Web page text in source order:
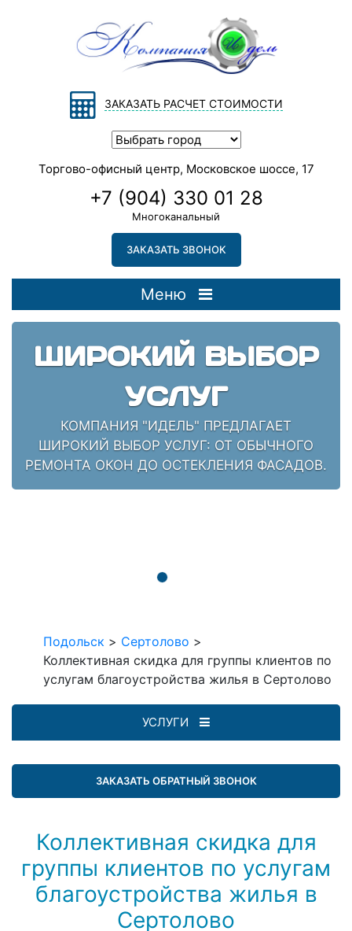
ЗАКАЗАТЬ РАСЧЕТ СТОИМОСТИ
Торгово-офисный центр, Московское шоссе, 17
+7 (904) 330 01 28
Многоканальный
ЗАКАЗАТЬ ЗВОНОК
Меню
ШИРОКИЙ ВЫБОР
УСЛУГ
КОМПАНИЯ "ИДЕЛЬ" ПРЕДЛАГАЕТ
ШИРОКИЙ ВЫБОР УСЛУГ: ОТ ОБЫЧНОГО
РЕМОНТА ОКОН ДО ОСТЕКЛЕНИЯ ФАСАДОВ.
Подольск > Сертолово >
Коллективная скидка для группы клиентов по
услугам благоустройства жилья в Сертолово
УСЛУГИ
ЗАКАЗАТЬ ОБРАТНЫЙ ЗВОНОК
Коллективная скидка для
группы клиентов по услугам
благоустройства жилья в
Сертолово